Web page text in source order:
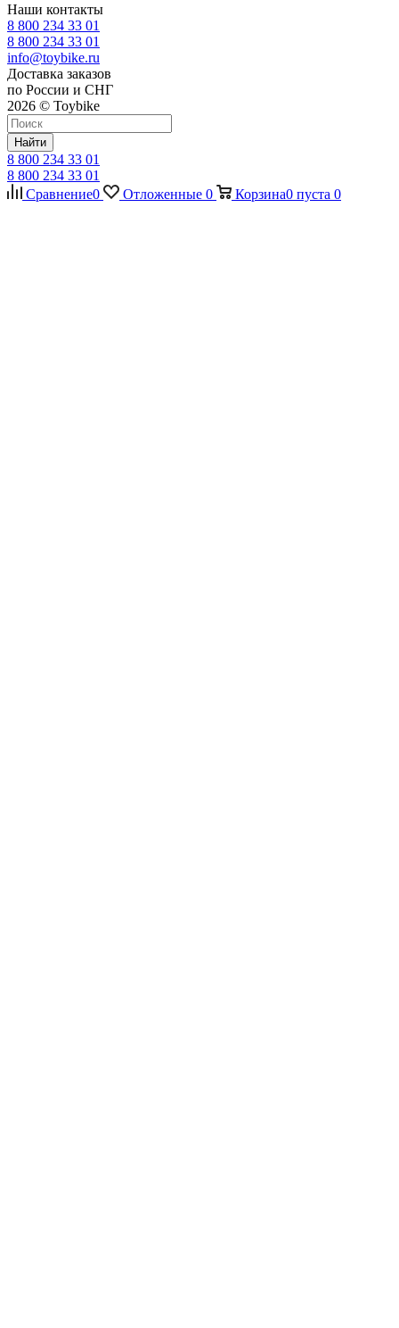
Наши контакты
8 800 234 33 01
8 800 234 33 01
info@toybike.ru
Доставка заказов
по России и СНГ
2026 © Toybike
Найти
8 800 234 33 01
8 800 234 33 01
Сравнение0 Отложенные 0 Корзина0 пуста 0